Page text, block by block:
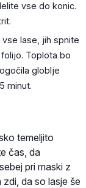
vse do konic.
lase, jih spnite
Toplota bo
globlje
minut.
temeljito
čas, da
pri maski z
da so lasje še